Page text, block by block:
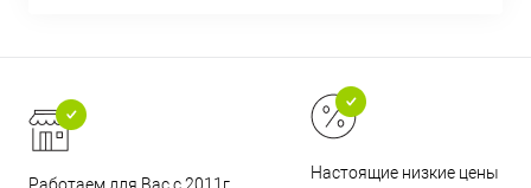
Настоящие низкие цены и